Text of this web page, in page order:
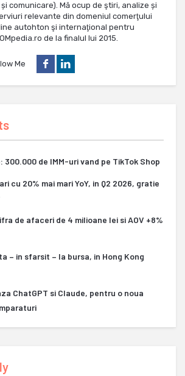
și comunicare). Mă ocup de ştiri, analize și
relevante din domeniul comerţului
autohton şi internaţional pentru
de la finalul lui 2015.
Me
300.000 de IMM-uri vand pe TikTok Shop
cu 20% mai mari YoY, in Q2 2026, gratie
de afaceri de 4 milioane lei si AOV +8%
– in sfarsit – la bursa, in Hong Kong
ChatGPT si Claude, pentru o noua